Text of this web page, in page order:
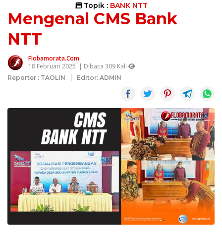
Topik : BANK NTT
Mengenal CMS Bank
NTT
Flobamorata.com
18 Februari 2025 | Dibaca 309 Kali
Reporter : TAOLIN Editor: ADMIN